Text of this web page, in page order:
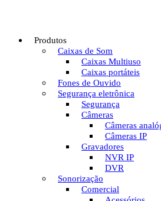
Produtos
Caixas de Som
Caixas Multiuso
Caixas portáteis
Fones de Ouvido
Segurança eletrônica
Segurança
Câmeras
Câmeras
Câmeras IP
Gravadores
NVR IP
DVR
Sonorização
Comercial